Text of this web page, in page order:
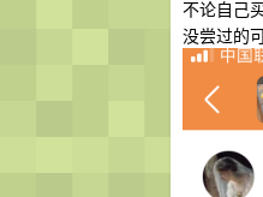
不论自己
没尝过的